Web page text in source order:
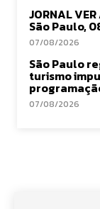
JORNAL
São Paulo,
07/08/2026
São Paulo
turismo
07/08/2026